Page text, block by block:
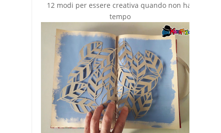
12 modi per essere creativa quando non hai
tempo